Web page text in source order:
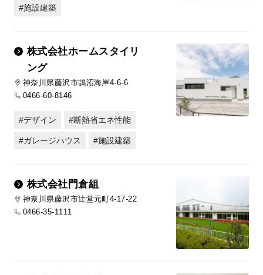
施設建築
株式会社ホームスタイリ
ング
神奈川県藤沢市鵠沼海岸4-6-6
0466-60-8146
デザイン 断熱省エネ性能
ガレージハウス 施設建築
株式会社門倉組
神奈川県藤沢市辻堂元町4-17-22
0466-35-1111